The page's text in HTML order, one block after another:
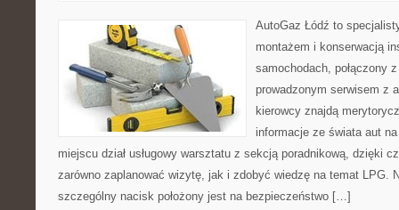
AutoGaz Łódź to
montażem i konserwacją
samochodach, połączony
prowadzonym serwisem z
kierowcy znajdą
informacje ze świata aut
miejscu dział usługowy warsztatu z sekcją poradnikową, dzięki
zarówno zaplanować wizytę, jak i zdobyć wiedzę na temat LPG.
szczególny nacisk położony jest na bezpieczeństwo […]